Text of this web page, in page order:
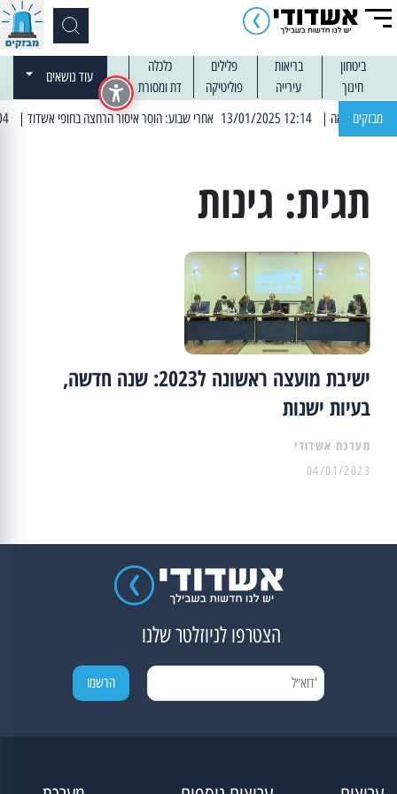
ביטחון בריאות פלילים
כלכלה
חינוך
עירייה פוליטיקה דת ומסורת
עוד נושאים
מבזקים | 12:14 13/01/2025 אחרי שבוע: הוסר איסור הרחצה בחופי אשדוד | 13:04 14/01/2025 עובדים בלילות: עבודות קרצוף וריבוד אספלט
תגית: גינות
ישיבת מועצה ראשונה ל2023: שנה חדשה,
בעיות ישנות
מערכת אשדודי
04/01/2023
הצטרפו לניוזלטר שלנו